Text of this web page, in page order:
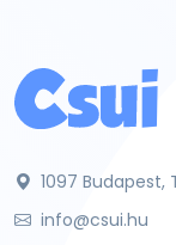
1097 Budapest,
info@csui.hu